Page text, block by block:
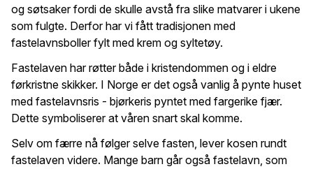
og søtsaker fordi de skulle avstå fra slike matvarer i ukene
som fulgte. Derfor har vi fått tradisjonen med
fastelavnsboller fylt med krem og syltetøy.
Fastelaven har røtter både i kristendommen og i eldre
førkristne skikker. I Norge er det også vanlig å pynte huset
med fastelavnsris - bjørkeris pyntet med fargerike fjær.
Dette symboliserer at våren snart skal komme.
Selv om færre nå følger selve fasten, lever kosen rundt
fastelaven videre. Mange barn går også fastelavn, som